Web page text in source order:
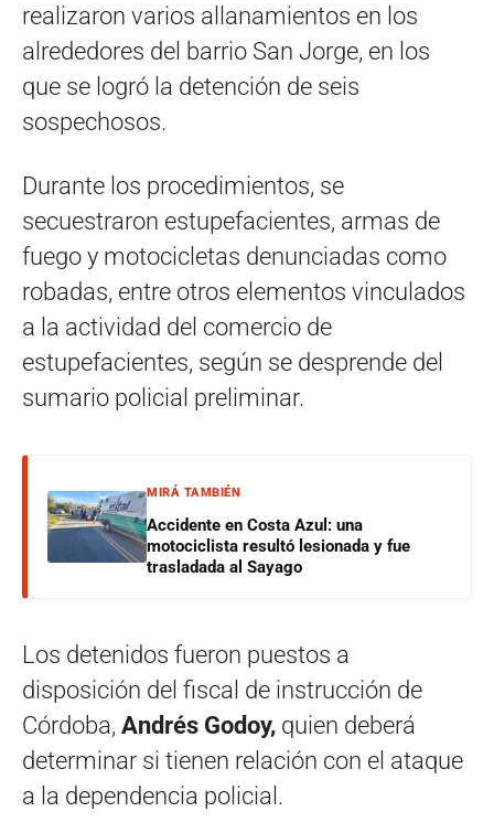
realizaron varios allanamientos en los
alrededores del barrio San Jorge, en los
que se logró la detención de seis
sospechosos.
Durante los procedimientos, se
secuestraron estupefacientes, armas de
fuego y motocicletas denunciadas como
robadas, entre otros elementos vinculados
a la actividad del comercio de
estupefacientes, según se desprende del
sumario policial preliminar.
MIRÁ TAMBIÉN
Accidente en Costa Azul: una
motociclista resultó lesionada y fue
trasladada al Sayago
Los detenidos fueron puestos a
disposición del fiscal de instrucción de
Córdoba, Andrés Godoy, quien deberá
determinar si tienen relación con el ataque
a la dependencia policial.